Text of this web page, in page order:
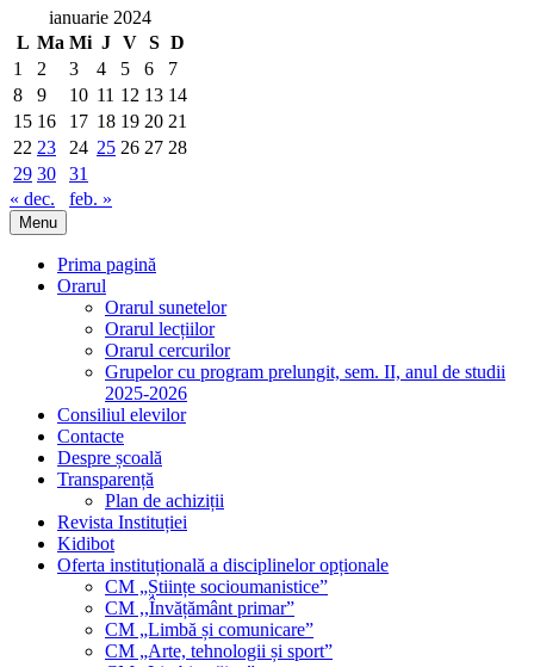
ianuarie 2024
L Ma Mi J V S D
1
2 3 4 5 6
7
8
9 10 11 12 13 14
15 16 17 18 19 20 21
22 23 24 25 26 27 28
29 30
31
« dec.
feb. »
Menu
Prima pagină
Orarul
Orarul sunetelor
Orarul lecțiilor
Orarul cercurilor
Grupelor cu program prelungit, sem. II, anul de studii
2025-2026
Consiliul elevilor
Contacte
Despre școală
Transparență
Plan de achiziții
Revista Instituției
Kidibot
Oferta instituțională a disciplinelor opționale
CM „Științe socioumanistice”
CM ,,Învățământ primar”
CM „Limbă și comunicare”
CM „Arte, tehnologii și sport”